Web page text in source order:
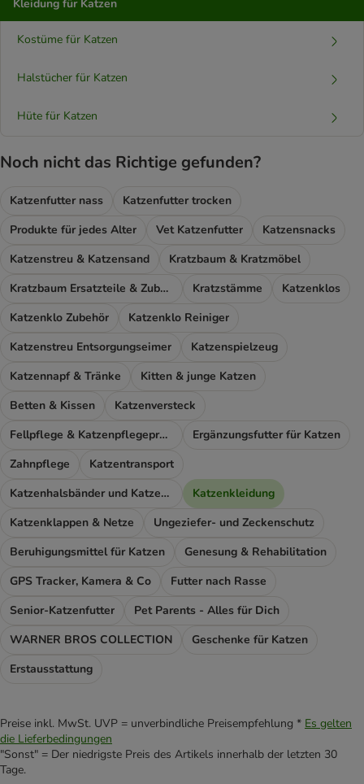
Kleidung für Katzen
Kostüme für Katzen
Halstücher für Katzen
Hüte für Katzen
Noch nicht das Richtige gefunden?
Katzenfutter nass
Katzenfutter trocken
Produkte für jedes Alter
Vet Katzenfutter
Katzensnacks
Katzenstreu & Katzensand
Kratzbaum & Kratzmöbel
Kratzbaum Ersatzteile & Zubehör
Kratzstämme
Katzenklos
Katzenklo Zubehör
Katzenklo Reiniger
Katzenstreu Entsorgungseimer
Katzenspielzeug
Katzennapf & Tränke
Kitten & junge Katzen
Betten & Kissen
Katzenversteck
Fellpflege & Katzenpflegeprodukte
Ergänzungsfutter für Katzen
Zahnpflege
Katzentransport
Katzenhalsbänder und Katzengeschirr
Katzenkleidung
Katzenklappen & Netze
Ungeziefer- und Zeckenschutz
Beruhigungsmittel für Katzen
Genesung & Rehabilitation
GPS Tracker, Kamera & Co
Futter nach Rasse
Senior-Katzenfutter
Pet Parents - Alles für Dich
WARNER BROS COLLECTION
Geschenke für Katzen
Erstausstattung
Preise inkl. MwSt. UVP = unverbindliche Preisempfehlung * Es gelten
die Lieferbedingungen
"Sonst" = Der niedrigste Preis des Artikels innerhalb der letzten 30
Tage.